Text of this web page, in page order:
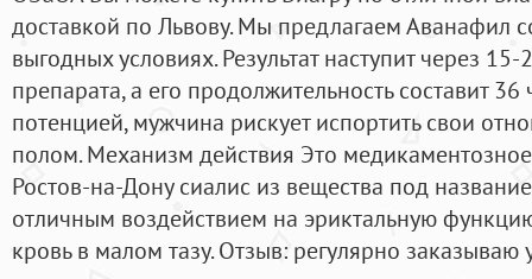
доставкой по Львову. Мы предлагаем Аванафил
выгодных условиях. Результат наступит через
препарата, а его продолжительность составит
потенцией, мужчина рискует испортить свои
полом. Механизм действия Это
Ростов-на-Дону сиалис из вещества под
отличным воздействием на эриктальную
кровь в малом тазу. Отзыв: регулярно заказываю